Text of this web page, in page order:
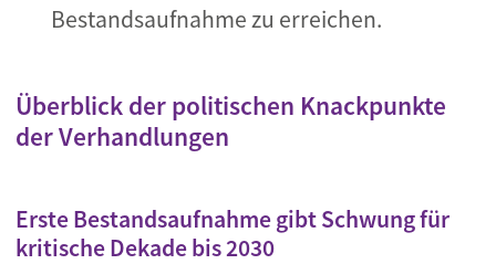
Bestandsaufnahme zu erreichen.
Überblick der politischen Knackpunkte
der Verhandlungen
Erste Bestandsaufnahme gibt Schwung für
kritische Dekade bis 2030